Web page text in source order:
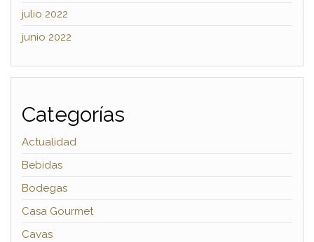
julio 2022
junio 2022
Categorías
Actualidad
Bebidas
Bodegas
Casa Gourmet
Cavas